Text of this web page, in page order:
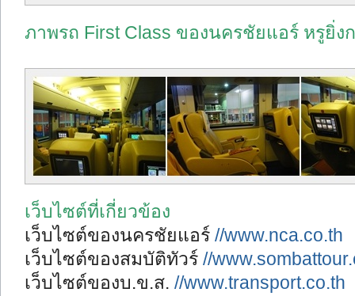
ภาพรถ First Class ของนครชัยแอร์ หรูยิ่ง
เว็บไซต์ที่เกี่ยวข้อง
เว็บไซต์ของนครชัยแอร์ //www.nca.co.th
เว็บไซต์ของสมบัติทัวร์ //
เว็บไซต์ของบ.ข.ส. //www.transport.co.th